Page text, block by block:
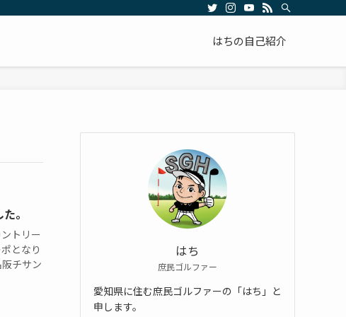
はちの自己紹介
。
トリー
となり
チサン
はち
庶民ゴルファー
愛知県に住む庶民ゴルファーの「はち」と
申します。